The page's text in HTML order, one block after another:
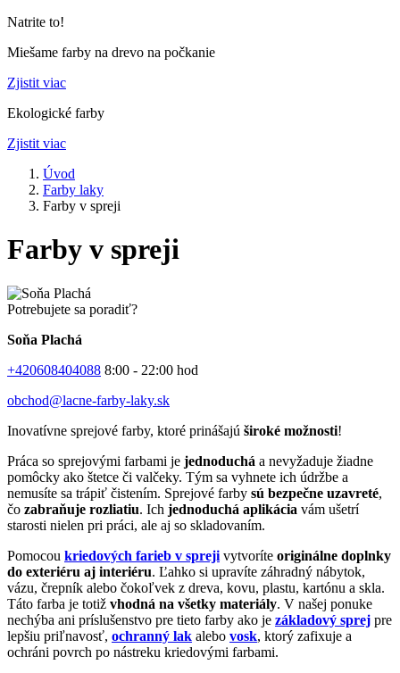
Natrite to!
Miešame farby na drevo na počkanie
Zjistit viac
Ekologické farby
Zjistit viac
Úvod
Farby laky
Farby v spreji
Farby v spreji
Potrebujete sa poradiť?
Soňa Plachá
+420608404088 8:00 - 22:00 hod
obchod@lacne-farby-laky.sk
Inovatívne sprejové farby, ktoré prinášajú široké možnosti!
Práca so sprejovými farbami je jednoduchá a nevyžaduje žiadne
pomôcky ako štetce či valčeky. Tým sa vyhnete ich údržbe a
nemusíte sa trápiť čistením. Sprejové farby sú bezpečne uzavreté,
čo zabraňuje rozliatiu. Ich jednoduchá aplikácia vám ušetrí
starosti nielen pri práci, ale aj so skladovaním.
Pomocou kriedových farieb v spreji vytvoríte originálne doplnky
do exteriéru aj interiéru. Ľahko si upravíte záhradný nábytok,
vázu, črepník alebo čokoľvek z dreva, kovu, plastu, kartónu a skla.
Táto farba je totiž vhodná na všetky materiály. V našej ponuke
nechýba ani príslušenstvo pre tieto farby ako je základový sprej pre
lepšiu priľnavosť, ochranný lak alebo vosk, ktorý zafixuje a
ochráni povrch po nástreku kriedovými farbami.